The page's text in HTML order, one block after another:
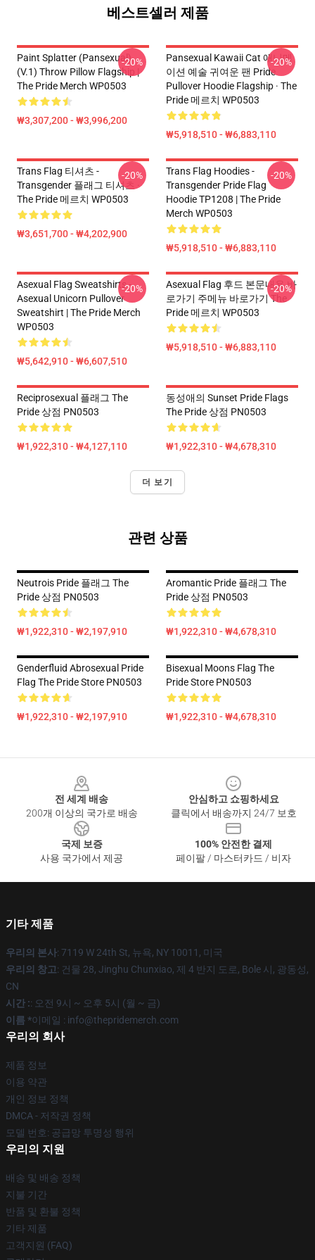
베스트셀러 제품
Paint Splatter (Pansexual)
(v.1) Throw Pillow Flagship |
The Pride Merch WP0503
₩3,307,200 - ₩3,996,200
-20%
Pansexual Kawaii Cat 애니메
이션 예술 귀여운 팬 Pride
Pullover Hoodie Flagship · The
Pride 메르치 WP0503
₩5,918,510 - ₩6,883,110
-20%
Trans Flag 티셔츠 -
Transgender 플래그 티셔츠 ·
The Pride 메르치 WP0503
₩3,651,700 - ₩4,202,900
-20%
Trans Flag Hoodies -
Transgender Pride Flag
Hoodie TP1208 | The Pride
Merch WP0503
₩5,918,510 - ₩6,883,110
-20%
Asexual Flag Sweatshirts -
Asexual Unicorn Pullover
Sweatshirt | The Pride Merch
WP0503
₩5,642,910 - ₩6,607,510
-20%
Asexual Flag 후드 본문내용 바
로가기 주메뉴 바로가기 The
Pride 메르치 WP0503
₩5,918,510 - ₩6,883,110
-20%
Reciprosexual 플래그 The
Pride 상점 PN0503
₩1,922,310 - ₩4,127,110
동성애의 Sunset Pride Flags
The Pride 상점 PN0503
₩1,922,310 - ₩4,678,310
더 보기
관련 상품
Neutrois Pride 플래그 The
Pride 상점 PN0503
₩1,922,310 - ₩2,197,910
Aromantic Pride 플래그 The
Pride 상점 PN0503
₩1,922,310 - ₩4,678,310
Genderfluid Abrosexual Pride
Flag The Pride Store PN0503
₩1,922,310 - ₩2,197,910
Bisexual Moons Flag The
Pride Store PN0503
₩1,922,310 - ₩4,678,310
전 세계 배송
200개 이상의 국가로 배송
안심하고 쇼핑하세요
클릭에서 배송까지 24/7 보호
국제 보증
사용 국가에서 제공
100% 안전한 결제
페이팔 / 마스터카드 / 비자
기타 제품
우리의 본사: 7119 W 24th St, 뉴욕, NY 10011, 미국
우리의 창고: 건물 28, Jinghu Chunxiao, 제 4 반지 도로, Bole 시, 광동성,
CN
시간 :: 오전 9시 ~ 오후 5시 (월 ~ 금)
이름 *이메일 : info@thepridemerch.com
우리의 회사
제품 정보
이용 약관
개인 정보 정책
DMCA - 저작권 정책
모델 번호: 공급망 투명성 행위
우리의 지원
배송 및 배송 정책
지불 기간
반품 및 환불 정책
기타 제품
고객지원 (FAQ)